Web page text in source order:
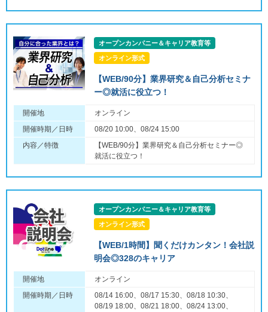
オープンカンパニー＆キャリア教育等
オンライン形式
【WEB/90分】業界研究＆自己分析セミナ
ー◎就活に役立つ！
開催地
オンライン
開催時期／日時
08/20 10:00、08/24 15:00
内容／特徴
【WEB/90分】業界研究＆自己分析セミナー◎
就活に役立つ！
オープンカンパニー＆キャリア教育等
オンライン形式
【WEB/1時間】聞くだけカンタン！会社説
明会◎328のキャリア
開催地
オンライン
開催時期／日時
08/14 16:00、08/17 15:30、08/18 10:30、
08/19 18:00、08/21 18:00、08/24 13:00、